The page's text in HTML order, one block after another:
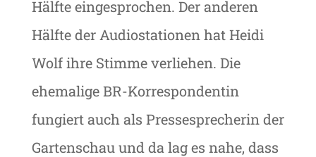
Hälfte eingesprochen. Der anderen
Hälfte der Audiostationen hat Heidi
Wolf ihre Stimme verliehen. Die
ehemalige BR-Korrespondentin
fungiert auch als Pressesprecherin der
Gartenschau und da lag es nahe, dass